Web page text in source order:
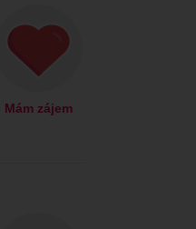
Mám zájem